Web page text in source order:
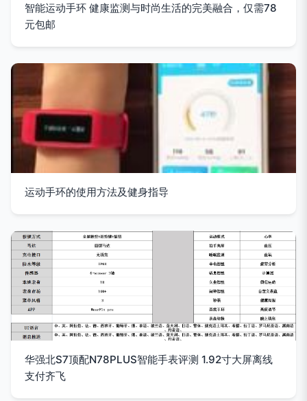
智能运动手环 健康监测与时尚生活的完美融合，仅需78
元包邮
运动手环的使用方法及健身指导
华强北S7顶配N78PLUS智能手表评测 1.92寸大屏离线
支付齐飞